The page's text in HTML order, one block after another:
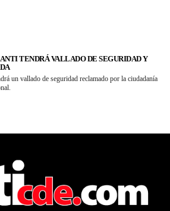
TENDRÁ VALLADO DE SEGURIDAD Y
un vallado de seguridad reclamado por la ciudadanía